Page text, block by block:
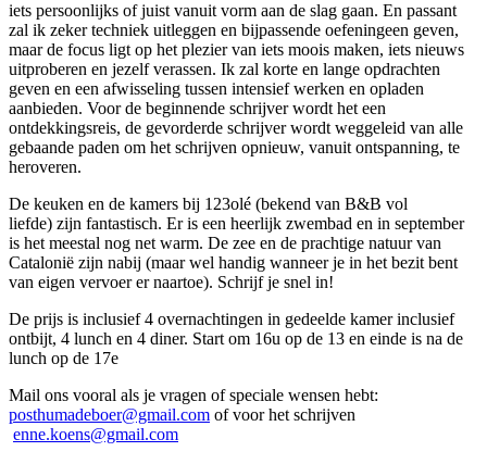
iets persoonlijks of juist vanuit vorm aan de slag gaan. En passant
zal ik zeker techniek uitleggen en bijpassende oefeningeen geven,
maar de focus ligt op het plezier van iets moois maken, iets nieuws
uitproberen en jezelf verassen. Ik zal korte en lange opdrachten
geven en een afwisseling tussen intensief werken en opladen
aanbieden. Voor de beginnende schrijver wordt het een
ontdekkingsreis, de gevorderde schrijver wordt weggeleid van alle
gebaande paden om het schrijven opnieuw, vanuit ontspanning, te
heroveren.
De keuken en de kamers bij 123olé (bekend van B&B vol
liefde) zijn fantastisch. Er is een heerlijk zwembad en in september
is het meestal nog net warm. De zee en de prachtige natuur van
Catalonië zijn nabij (maar wel handig wanneer je in het bezit bent
van eigen vervoer er naartoe). Schrijf je snel in!
De prijs is inclusief 4 overnachtingen in gedeelde kamer inclusief
ontbijt, 4 lunch en 4 diner. Start om 16u op de 13 en einde is na de
lunch op de 17e
Mail ons vooral als je vragen of speciale wensen hebt:
posthumadeboer@gmail.com of voor het schrijven
enne.koens@gmail.com